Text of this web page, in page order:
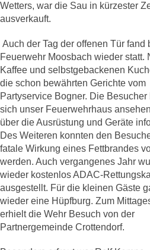
Wetters, war die Sau in kürzester
ausverkauft.
Auch der Tag der offenen Tür fand
Feuerwehr Moosbach wieder statt.
Kaffee und selbstgebackenen
die schon bewährten Gerichte vom
Partyservice Bogner. Die Besucher
sich unser Feuerwehrhaus
über die Ausrüstung und Geräte
Des Weiteren konnten den
fatale Wirkung eines Fettbrandes
werden. Auch vergangenes Jahr
wieder kostenlos ADAC-
ausgestellt. Für die kleinen Gäste
wieder eine Hüpfburg. Zum
erhielt die Wehr Besuch von der
Partnergemeinde Crottendorf.